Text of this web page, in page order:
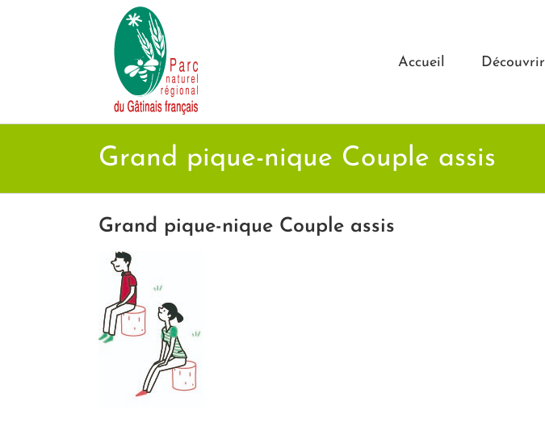
Accueil Découvrir
Grand pique-nique Couple assis
Grand pique-nique Couple assis